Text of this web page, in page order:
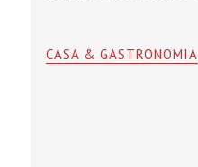
CASA & GASTRONOMIA